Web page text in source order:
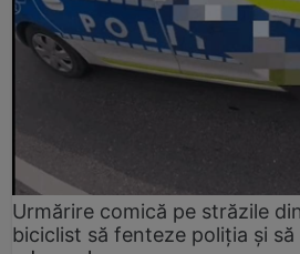
Urmărire comică pe străzile
biciclist să fenteze poliția și